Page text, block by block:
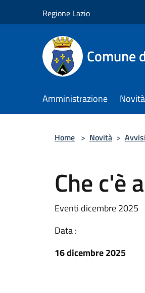
Regione Lazio
Comune
Amministrazione Novità
Home > Novità > Avvisi
Che c'è
Eventi dicembre 2025
Data :
16 dicembre 2025